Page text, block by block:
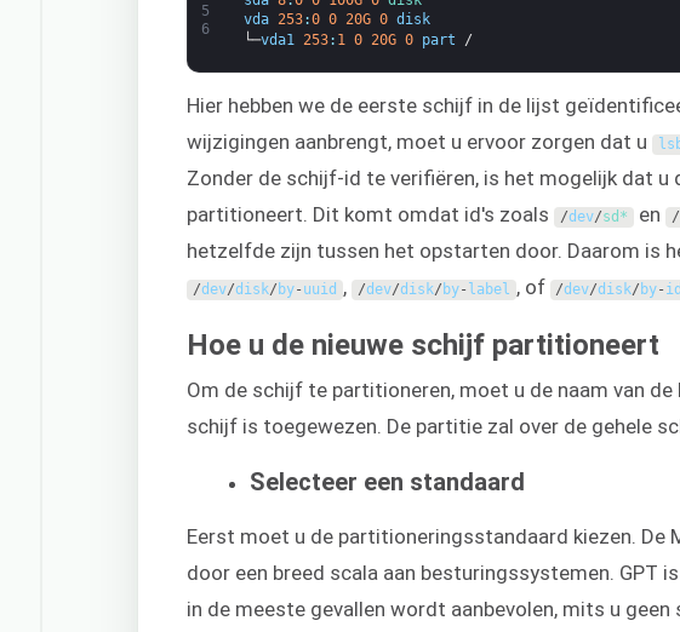
5
6
vda 253:0 0 20G 0 disk
└─vda1 253: 1 0 20G 0 part /
Hier hebben we de eerste schijf in de lijst
wijzigingen aanbrengt, moet u ervoor zorgen dat u
Zonder de schijf-id te verifiëren, is het mogelijk dat
partitioneert. Dit komt omdat id's zoals /dev/sd* en /
hetzelfde zijn tussen het opstarten door. Daarom is
/dev/disk/ by- uuid , /dev/disk/ by- label , of /dev/disk/ by- id
Hoe u de nieuwe schijf partitioneert
Om de schijf te partitioneren, moet u de naam van de
schijf is toegewezen. De partitie zal over de gehele
Selecteer een standaard
Eerst moet u de partitioneringsstandaard kiezen. De
door een breed scala aan besturingssystemen. GPT
in de meeste gevallen wordt aanbevolen, mits u